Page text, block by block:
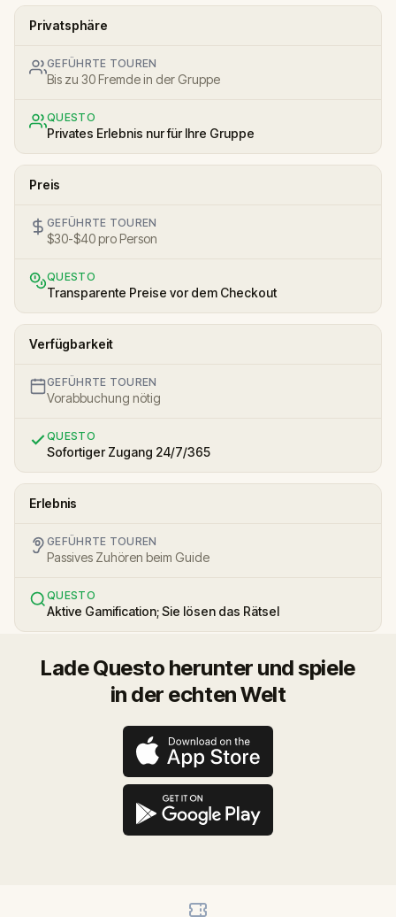
Privatsphäre
GEFÜHRTE TOUREN
Bis zu 30 Fremde in der Gruppe
QUESTO
Privates Erlebnis nur für Ihre Gruppe
Preis
GEFÜHRTE TOUREN
$30-$40 pro Person
QUESTO
Transparente Preise vor dem Checkout
Verfügbarkeit
GEFÜHRTE TOUREN
Vorabbuchung nötig
QUESTO
Sofortiger Zugang 24/7/365
Erlebnis
GEFÜHRTE TOUREN
Passives Zuhören beim Guide
QUESTO
Aktive Gamification; Sie lösen das Rätsel
Lade Questo herunter und spiele
in der echten Welt